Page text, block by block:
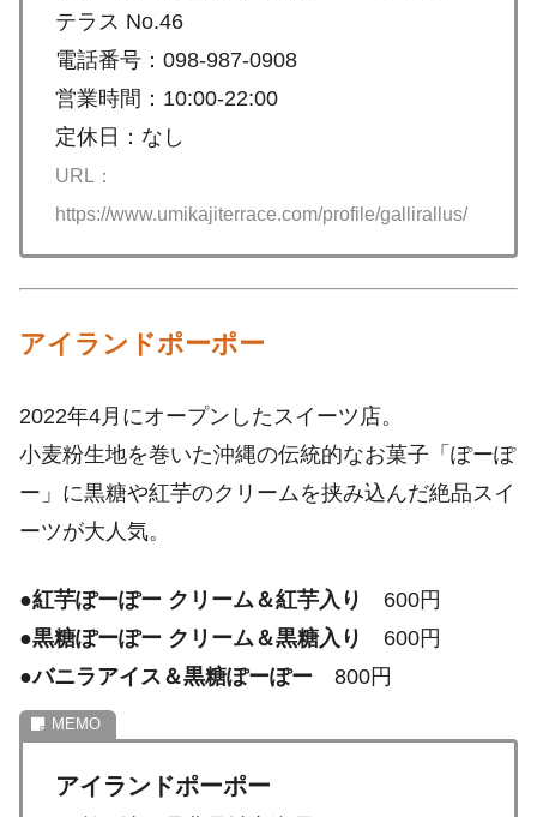
テラス No.46
電話番号：098-987-0908
営業時間：10:00-22:00
定休日：なし
URL：
https://www.umikajiterrace.com/profile/gallirallus/
アイランドポーポー
2022年4月にオープンしたスイーツ店。
小麦粉生地を巻いた沖縄の伝統的なお菓子「ぽーぽ
ー」に黒糖や紅芋のクリームを挟み込んだ絶品スイ
ーツが大人気。
●紅芋ぽーぽー クリーム＆紅芋入り
600円
●黒糖ぽーぽー クリーム＆黒糖入り
600円
●バニラアイス＆黒糖ぽーぽー 800円
アイランドポーポー